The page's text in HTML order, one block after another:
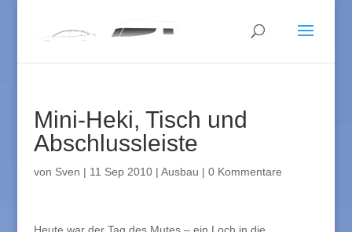
Mini-Heki, Tisch und
Abschlussleiste
von Sven | 11 Sep 2010| Ausbau | 0 Kommentare